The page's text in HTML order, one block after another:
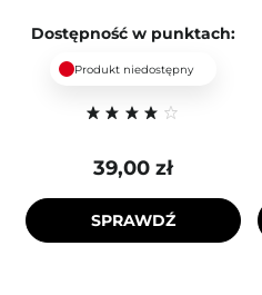
Dostępność w punktach:
Produkt niedostępny
39,00 zł
SPRAWDŹ